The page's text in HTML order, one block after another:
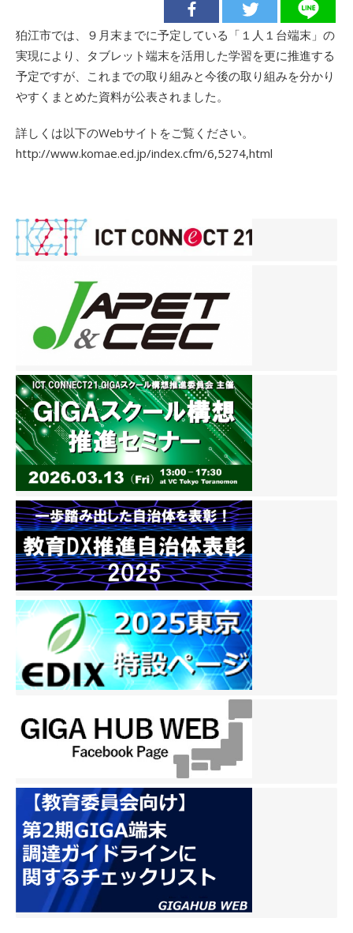
狛江市では、９月末までに予定している「１人１台端末」の
実現により、タブレット端末を活用した学習を更に推進する
予定ですが、これまでの取り組みと今後の取り組みを分かり
やすくまとめた資料が公表されました。
詳しくは以下のWebサイトをご覧ください。
http://www.komae.ed.jp/index.cfm/6,5274,html